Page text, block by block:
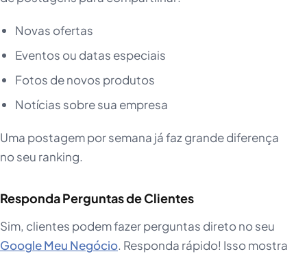
Novas ofertas
Eventos ou datas especiais
Fotos de novos produtos
Notícias sobre sua empresa
Uma postagem por semana já faz grande diferença
no seu ranking.
Responda Perguntas de Clientes
Sim, clientes podem fazer perguntas direto no seu
Google Meu Negócio. Responda rápido! Isso mostra